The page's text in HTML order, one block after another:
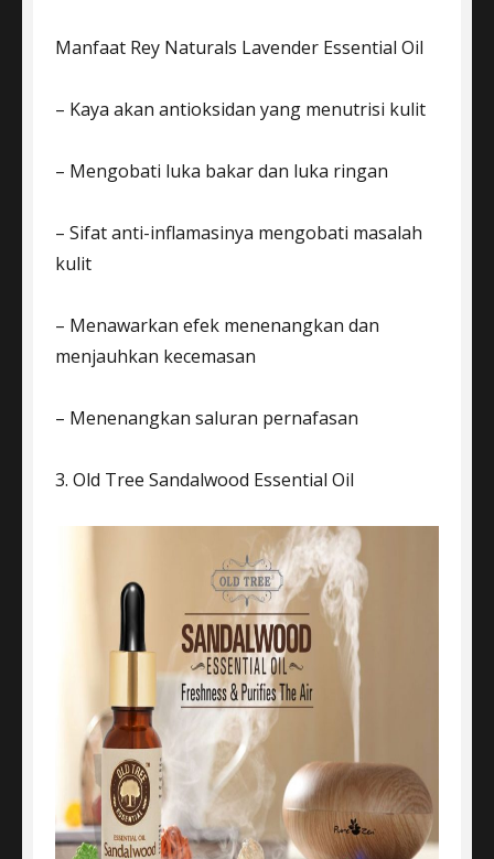
Manfaat Rey Naturals Lavender Essential Oil
– Kaya akan antioksidan yang menutrisi kulit
– Mengobati luka bakar dan luka ringan
– Sifat anti-inflamasinya mengobati masalah
kulit
– Menawarkan efek menenangkan dan
menjauhkan kecemasan
– Menenangkan saluran pernafasan
3. Old Tree Sandalwood Essential Oil